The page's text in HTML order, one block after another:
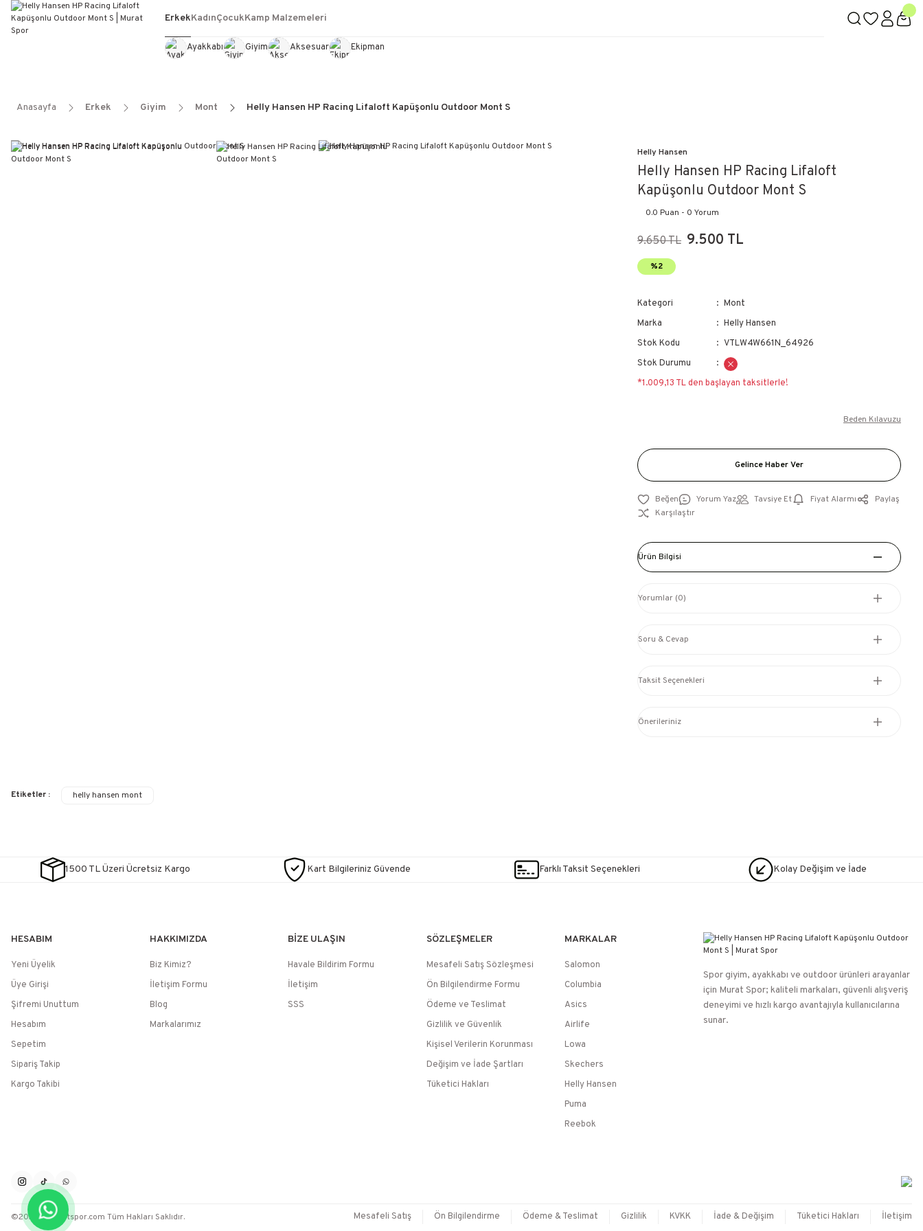
Erkek
Ayakkabı Giyim Aksesuar Ekipman
KadınÇocukKamp Malzemeleri
Anasayfa Erkek Giyim Mont Helly Hansen HP Racing Lifaloft Kapüşonlu Outdoor Mont S
Helly Hansen
Helly Hansen HP Racing Lifaloft
Kapüşonlu Outdoor Mont S
0.0 Puan - 0 Yorum
9.650 TL 9.500 TL
%2
Kategori
Mont
Marka
Helly Hansen
Stok Kodu
VTLW4W661N_64926
Stok Durumu
*1.009,13 TL den başlayan taksitlerle!
Beden Kılavuzu
Gelince Haber Ver
Yorum Yaz Tavsiye Et Fiyat Alarmı
Paylaş
Karşılaştır
Ürün Bilgisi
Yorumlar (0)
Soru & Cevap
Taksit Seçenekleri
Önerileriniz
Etiketler : helly hansen mont
1500 TL Üzeri Ücretsiz Kargo Kart Bilgileriniz Güvende Farklı Taksit Seçenekleri Kolay Değişim ve İade
HESABIM
Yeni Üyelik
Üye Girişi
Şifremi Unuttum
Hesabım
Sepetim
Sipariş Takip
Kargo Takibi
HAKKIMIZDA
Biz Kimiz?
İletişim Formu
Blog
Markalarımız
BİZE ULAŞIN
Havale Bildirim Formu
İletişim
SSS
SÖZLEŞMELER
Mesafeli Satış Sözleşmesi
Ön Bilgilendirme Formu
Ödeme ve Teslimat
Gizlilik ve Güvenlik
Kişisel Verilerin Korunması
Değişim ve İade Şartları
Tüketici Hakları
MARKALAR
Salomon
Columbia
Asics
Airlife
Lowa
Skechers
Helly Hansen
Puma
Reebok
Spor giyim, ayakkabı ve outdoor ürünleri arayanlar
için Murat Spor; kaliteli markaları, güvenli alışveriş
deneyimi ve hızlı kargo avantajıyla kullanıcılarına
sunar.
©2026 / Muratspor.com Tüm Hakları Saklıdır. Mesafeli Satış Ön Bilgilendirme Ödeme & Teslimat Gizlilik KVKK İade & Değişim Tüketici Hakları İletişim